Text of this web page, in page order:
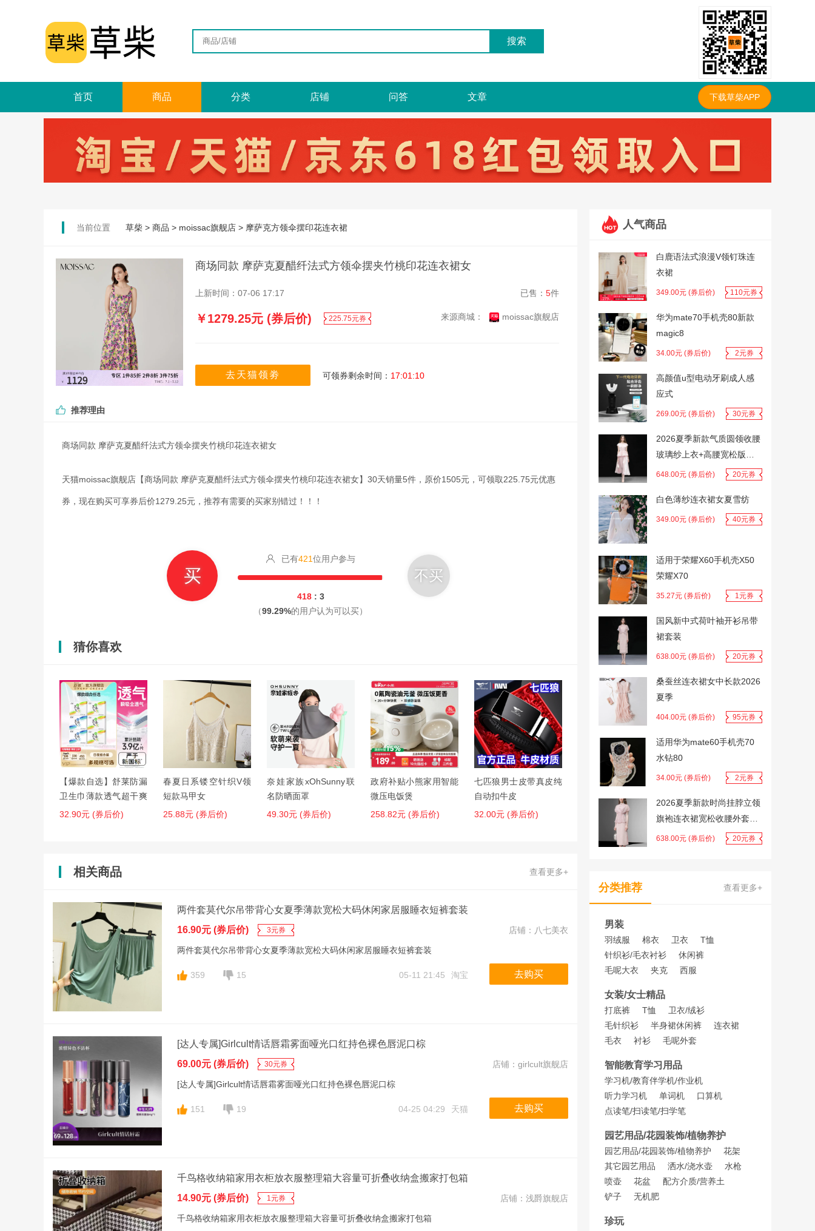
首页 商品 分类 店铺 问答 文章 下载草柴APP
当前位置 草柴 > 商品 > moissac旗舰店 > 摩萨克方领伞摆印花连衣裙
商场同款 摩萨克夏醋纤法式方领伞摆夹竹桃印花连衣裙女
上新时间：07-06 17:17 已售： 5件
￥1279.25元 (券后价) 225.75元券 来源商城： moissac旗舰店
去天猫领劵 可领券剩余时间： 17:01 :09
推荐理由
商场同款 摩萨克夏醋纤法式方领伞摆夹竹桃印花连衣裙女
天猫moissac旗舰店【商场同款 摩萨克夏醋纤法式方领伞摆夹竹桃印花连衣裙女】30天销量5件，原价1505元，可领取225.75元优惠
券，现在购买可享券后价1279.25元，推荐有需要的买家别错过！！！
买
已有421位用户参与
418: 3
（99.29%的用户认为可以买）
不买
猜你喜欢
【爆款自选】舒莱防漏
卫生巾薄款透气超干爽
日夜用组合装整箱学生
32.90元 (券后价)
春夏日系镂空针织V领
短款马甲女
25.88元 (券后价)
奈娃家族xOhSunny联
名防晒面罩
49.30元 (券后价)
政府补贴小熊家用智能
微压电饭煲
258.82元 (券后价)
七匹狼男士皮带真皮纯
自动扣牛皮
32.00元 (券后价)
相关商品 查看更多+
两件套莫代尔吊带背心女夏季薄款宽松大码休闲家居服睡衣短裤套装
16.90元 (券后价)
3元券 店铺： 八七美衣
两件套莫代尔吊带背心女夏季薄款宽松大码休闲家居服睡衣短裤套装
359 15 去购买
淘宝
05-11 21:45
[达人专属]Girlcult情话唇霜雾面哑光口红持色裸色唇泥口棕
69.00元 (券后价)
30元券 店铺： girlcult旗舰店
[达人专属]Girlcult情话唇霜雾面哑光口红持色裸色唇泥口棕
151 19 去购买
天猫
04-25 04:29
千鸟格收纳箱家用衣柜放衣服整理箱大容量可折叠收纳盒搬家打包箱
14.90元 (券后价)
1元券 店铺： 浅爵旗舰店
千鸟格收纳箱家用衣柜放衣服整理箱大容量可折叠收纳盒搬家打包箱
人气商品
白鹿语法式浪漫V领钉珠连
衣裙
349.00元 (券后价) 110元券
华为mate70手机壳80新款
magic8
34.00元 (券后价) 2元券
高颜值u型电动牙刷成人感
应式
269.00元 (券后价) 30元券
2026夏季新款气质圆领收腰
玻璃纱上衣+高腰宽松版仙
女半裙套装
648.00元 (券后价) 20元券
白色薄纱连衣裙女夏雪纺
349.00元 (券后价) 40元券
适用于荣耀X60手机壳X50
荣耀X70
35.27元 (券后价) 1元券
国风新中式荷叶袖开衫吊带
裙套装
638.00元 (券后价) 20元券
桑蚕丝连衣裙女中长款2026
夏季
404.00元 (券后价) 95元券
适用华为mate60手机壳70
水钻80
34.00元 (券后价) 2元券
2026夏季新款时尚挂脖立领
旗袍连衣裙宽松收腰外套罩
衫套装潮
638.00元 (券后价) 20元券
分类推荐 查看更多+
男装
羽绒服 棉衣 卫衣
T恤
针织衫/毛衣衬衫
休闲裤
毛呢大衣
夹克 西服
女装/女士精品
打底裤 T恤
卫衣/绒衫
毛针织衫
半身裙休闲裤
连衣裙
毛衣
衬衫 毛呢外套
智能教育学习用品
学习机/教育伴学机/作业机
听力学习机
单词机
口算机
点读笔/扫读笔/扫学笔
园艺用品/花园装饰/植物养护
园艺用品/花园装饰/植物养护
花架
其它园艺用品
洒水/浇水壶
水枪
喷壶
花盆
配方介质/营养土
铲子
无机肥
珍玩